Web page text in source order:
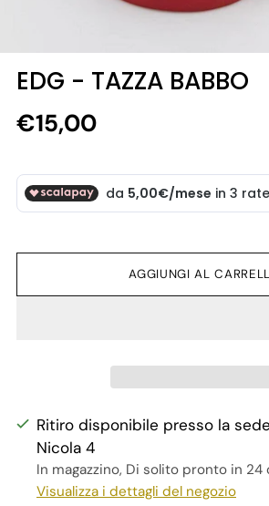
EDG - TAZZA BABBO
Prezzo
listino
€15,00
AGGIUNGI AL
Ritiro disponibile presso la
Nicola 4
In magazzino, Di solito pronto in 24
Visualizza i dettagli del negozio